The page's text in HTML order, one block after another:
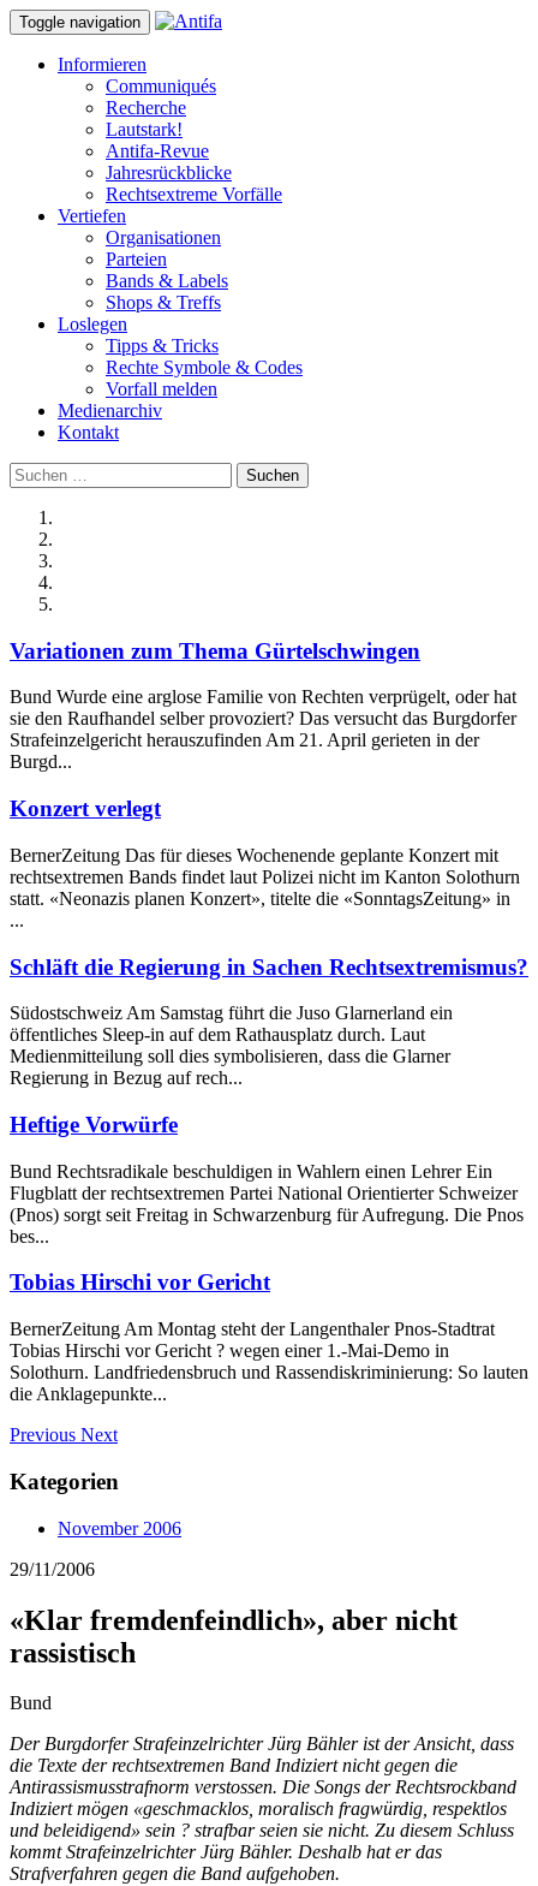
Toggle navigation
Informieren
Communiqués
Recherche
Lautstark!
Antifa-Revue
Jahresrückblicke
Rechtsextreme Vorfälle
Vertiefen
Organisationen
Parteien
Bands & Labels
Shops & Treffs
Loslegen
Tipps & Tricks
Rechte Symbole & Codes
Vorfall melden
Medienarchiv
Kontakt
Suchen
nach:
Variationen zum Thema Gürtelschwingen
Bund Wurde eine arglose Familie von Rechten verprügelt, oder hat
sie den Raufhandel selber provoziert? Das versucht das Burgdorfer
Strafeinzelgericht herauszufinden Am 21. April gerieten in der
Burgd...
Konzert verlegt
BernerZeitung Das für dieses Wochenende geplante Konzert mit
rechtsextremen Bands findet laut Polizei nicht im Kanton Solothurn
statt. «Neonazis planen Konzert», titelte die «SonntagsZeitung» in
...
Schläft die Regierung in Sachen Rechtsextremismus?
Südostschweiz Am Samstag führt die Juso Glarnerland ein
öffentliches Sleep-in auf dem Rathausplatz durch. Laut
Medienmitteilung soll dies symbolisieren, dass die Glarner
Regierung in Bezug auf rech...
Heftige Vorwürfe
Bund Rechtsradikale beschuldigen in Wahlern einen Lehrer Ein
Flugblatt der rechtsextremen Partei National Orientierter Schweizer
(Pnos) sorgt seit Freitag in Schwarzenburg für Aufregung. Die Pnos
bes...
Tobias Hirschi vor Gericht
BernerZeitung Am Montag steht der Langenthaler Pnos-Stadtrat
Tobias Hirschi vor Gericht ? wegen einer 1.-Mai-Demo in
Solothurn. Landfriedensbruch und Rassendiskriminierung: So lauten
die Anklagepunkte...
Previous Next
Kategorien
November 2006
29/11/2006
«Klar fremdenfeindlich», aber nicht
rassistisch
Bund
Der Burgdorfer Strafeinzelrichter Jürg Bähler ist der Ansicht, dass
die Texte der rechtsextremen Band Indiziert nicht gegen die
Antirassismusstrafnorm verstossen. Die Songs der Rechtsrockband
Indiziert mögen «geschmacklos, moralisch fragwürdig, respektlos
und beleidigend» sein ? strafbar seien sie nicht. Zu diesem Schluss
kommt Strafeinzelrichter Jürg Bähler. Deshalb hat er das
Strafverfahren gegen die Band aufgehoben.